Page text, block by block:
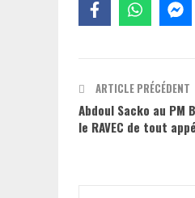
ARTICLE PRÉCÉDENT
Abdoul Sacko au PM
le RAVEC de tout